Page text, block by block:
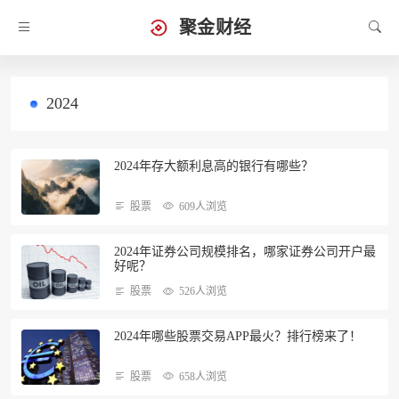
聚金财经
2024
2024年存大额利息高的银行有哪些？
股票 609人浏览
2024年证券公司规模排名，哪家证券公司开户最
好呢？
股票 526人浏览
2024年哪些股票交易APP最火？排行榜来了！
股票 658人浏览